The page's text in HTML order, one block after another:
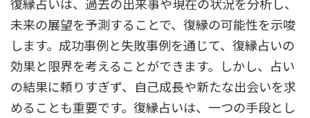
未来の展望を予測することで、復縁の可能性を示唆
します。成功事例と失敗事例を通じて、復縁占いの
効果と限界を考えることができます。しかし、占い
の結果に頼りすぎず、自己成長や新たな出会いを求
めることも重要です。復縁占いは、一つの手段とし